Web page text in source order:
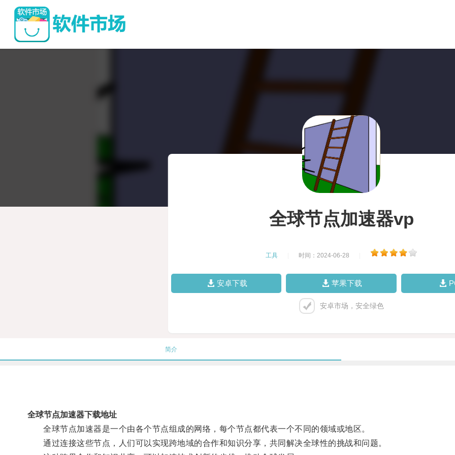
全球节点加速器vp
工具 时间：2024-06-28
安卓下载 苹果下载
安卓市场，安全绿色
简介
全球节点加速器下载地址
全球节点加速器是一个由各个节点组成的网络，每个节点都代表一个不同的领域或地区。
通过连接这些节点，人们可以实现跨地域的合作和知识分享，共同解决全球性的挑战和问题。